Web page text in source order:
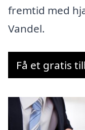
fremtid med
Vandel.
Få et gratis